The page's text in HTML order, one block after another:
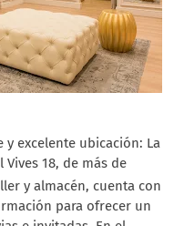
excelente ubicación: La
18, de más de
y almacén, cuenta con
para ofrecer un